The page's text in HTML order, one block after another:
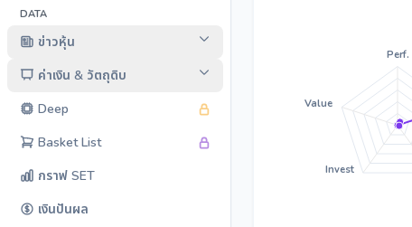
DATA
ข่าวหุ้น
ค่าเงิน & วัตถุดิบ
Deep
Basket List
กราฟ SET
เงินปันผล
Perf.
Invest
Value